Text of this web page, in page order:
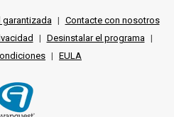
garantizada | Contacte con nosotros
| Desinstalar el programa |
| EULA